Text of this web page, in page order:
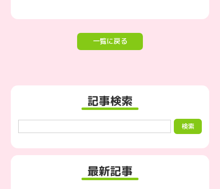
一覧に戻る
記事検索
最新記事